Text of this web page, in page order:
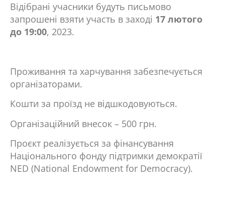
Відібрані учасники будуть письмово
запрошені взяти участь в заході 17 лютого
до 19:00, 2023.
Проживання та харчування забезпечується
організаторами.
Кошти за проїзд не відшкодовуються.
Організаційний внесок – 500 грн.
Проєкт реалізується за фінансування
Національного фонду підтримки демократії
NED (National Endowment for Democracy).